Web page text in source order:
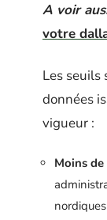
A voir
votre
Les seuils
données
vigueur :
Moins de